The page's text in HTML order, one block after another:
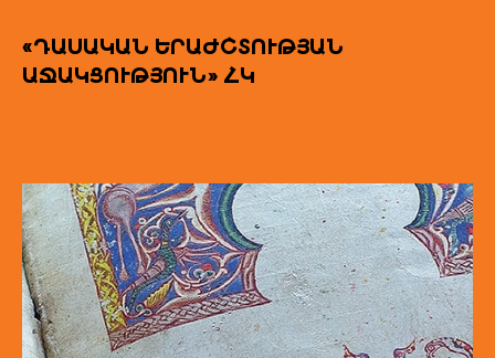
«ԴԱՍԱԿԱՆ ԵՐԱԺՇՏՈՒԹՅԱՆ
ԱՋԱԿՑՈՒԹՅՈՒՆ» ՀԿ